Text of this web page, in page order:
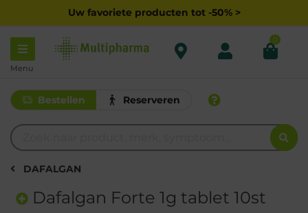
Uw favoriete producten tot -50% >
Menu
0
Bestellen Reserveren
DAFALGAN
Dafalgan Forte 1g tablet 10st